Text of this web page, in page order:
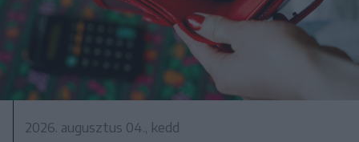
2026. augusztus 04., kedd